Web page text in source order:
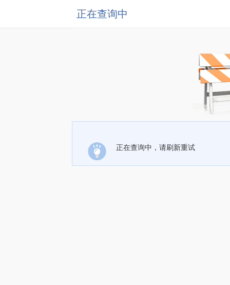
正在查询中
正在查询中，请刷新重试